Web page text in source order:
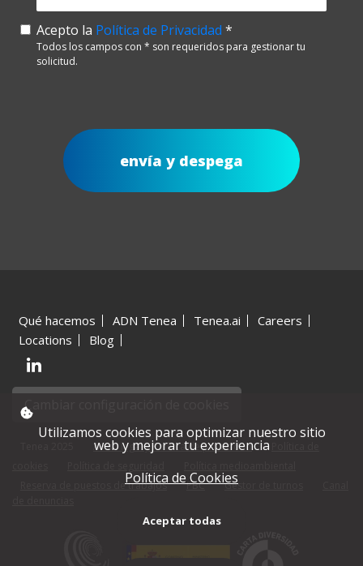
Acepto la Política de Privacidad *
Todos los campos con * son requeridos para gestionar tu
solicitud.
Qué hacemos ADN Tenea Tenea.ai
Careers
Locations
Blog
Cambiar configuración de cookies
Aviso legal y Política de privacidad
Reserva de puestos de trabajos
PBC Gestor de turnos
Utilizamos cookies para optimizar nuestro sitio
web y mejorar tu experiencia
Política de Cookies
Aceptar todas